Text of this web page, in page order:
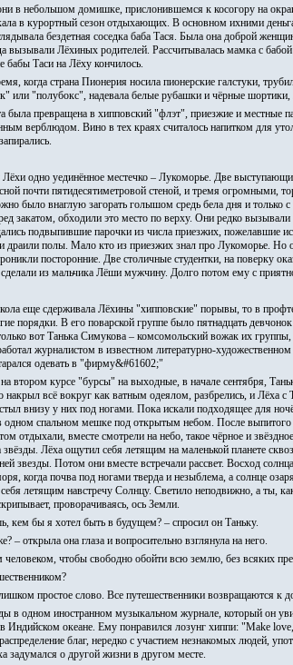
в небольшом домишке, прислонившемся к косогору на
в курортный сезон отдыхающих. В основном ихними
бездетная соседка баба Тася. Была она доброй
вызывали Лёхиных родителей. Рассчитывалась мамка с
бабы Таси на Лёху кончилось.
когда страна Пионерия носила пионерские галстуки,
или "полубокс", надевала белые рубашки и чёрные
была превращена в хипповский "флэт", приезжие и
верблюдом. Вино в тех краях считалось напитком для
одно уединённое местечко – Лукоморье. Две
почти пятидесятиметровой стеной, и тремя
было внаглую загорать голышом средь бела дня и только
закатом, обходили это место по верху. Они редко
подвыпившие парочки из числа приезжих, пожелавшие
драили полы. Мало кто из приезжих знал про Лукоморье. Но
посторонние. Две столичные студентки, на поверку
из мальчика Лёши мужчину. Долго потом ему с
еще сдерживала Лёхины "хипповские" порывы, то в
порядки. В его поварской группе было пятнадцать
вот Танька Симукова – комсомольский вожак их
журналистом в известном литературно-
одевать в "фирму&#61602;"
втором курсе "бурсы" на выходные, в начале сентября,
накрыл всё вокруг как ватным одеялом, разбрелись, и Лёха
внизу у них под ногами. Пока искали подходящее для
одном спальном мешке под открытым небом. После
отдыхали, вместе смотрели на небо, такое чёрное и
Лёха ощутил себя летящим на маленькой планете
звезды. Потом они вместе встречали рассвет. Восход
когда почва под ногами тверда и незыблема, а солнце
летящим навстречу Солнцу. Светило неподвижно, а ты,
проворачиваясь, ось Земли.
кем бы я хотел быть в будущем? – спросил он Таньку.
– открыла она глаза и вопросительно взглянула на него.
человеком, чтобы свободно обойти всю землю, без всяких
простое слово. Все путешественники возвращаются к
в одном иностранном музыкальном журнале, который он
в Индийском океане. Ему понравился лозунг хиппи: "Make
благ, нередко с участием незнакомых людей,
задумался о другой жизни в другом месте.